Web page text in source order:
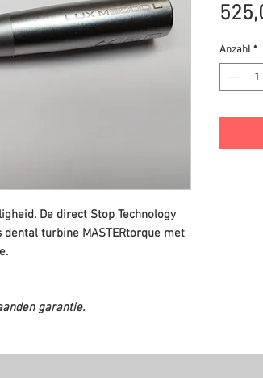
De direct Stop Technology
turbine MASTERtorque met
garantie.
Anzahl *